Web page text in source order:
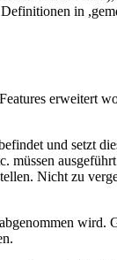
in
erweitert
und setzt
müssen
Nicht zu
wird.